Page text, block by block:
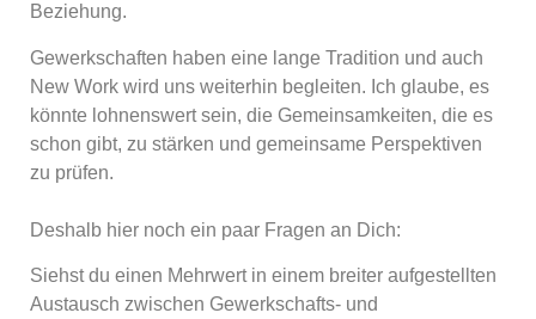
Beziehung.
Gewerkschaften haben eine lange Tradition und auch
New Work wird uns weiterhin begleiten. Ich glaube, es
könnte lohnenswert sein, die Gemeinsamkeiten, die es
schon gibt, zu stärken und gemeinsame Perspektiven
zu prüfen.
Deshalb hier noch ein paar Fragen an Dich:
Siehst du einen Mehrwert in einem breiter aufgestellten
Austausch zwischen Gewerkschafts- und